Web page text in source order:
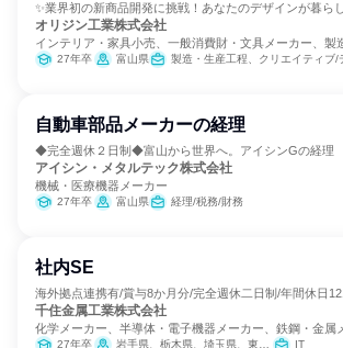
✨業界初の新商品開発に挑戦！あなたのデザインが暮ら
オリジン工業株式会社
インテリア・家具小売、一般消費財・文具メーカー、製
27年卒 富山県 製造・生産工程、クリエイティブ/
自動車部品メーカーの経理
◆完全週休２日制◆富山から世界へ。アイシンGの経理
アイシン・メタルテック株式会社
機械・医療機器メーカー
27年卒 富山県 経理/税務/財務
社内SE
海外拠点連携有/賞与8か月分/完全週休二日制/年間休日
千住金属工業株式会社
化学メーカー、半導体・電子機器メーカー、鉄鋼・金属
27年卒 岩手県、栃木県、埼玉県、東京都、富山県、長野県、愛知県、兵庫県、福岡県 IT